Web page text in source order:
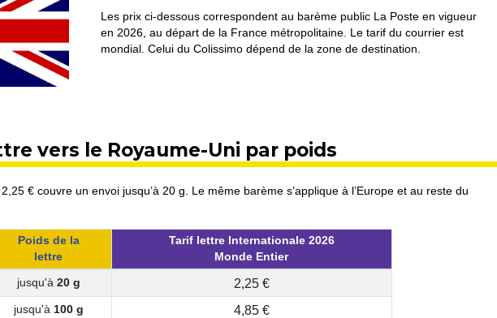
Les prix ci-dessous correspondent au barème public La Poste en vigueur
en 2026, au départ de la France métropolitaine. Le tarif du courrier est
mondial. Celui du Colissimo dépend de la zone de destination.
vers le Royaume-Uni par poids
€ couvre un envoi jusqu’à 20 g. Le même barème s’applique à l’Europe et au reste du
Poids de la
lettre
Tarif lettre Internationale 2026
Monde Entier
jusqu'à 20 g 2,25 €
jusqu'à 100 g 4,85 €